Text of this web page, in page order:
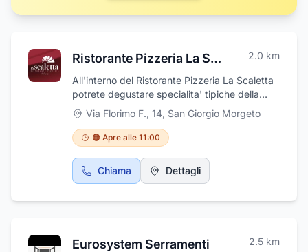
Ristorante Pizzeria La Scaletta 2.0 km
All'interno del Ristorante Pizzeria La Scaletta
potrete degustare specialita' tipiche della
cucina calabrese, come ad esempio lo
stoccafisso, cucinato in diverse modalita' che
soddisferanno i vostri palati. Potrete
degustare primi piatti, antipasti, secondi con
menu' alla carta ed inoltre si preparano
gustose pizze con impasto tradizionale ed
Qualita' e cortesia sono le caratteristiche che
Via Florimo F., 14, San Giorgio Morgeto
🟠 Apre alle 11:00
Chiama Dettagli
Eurosystem Serramenti 2.5 km